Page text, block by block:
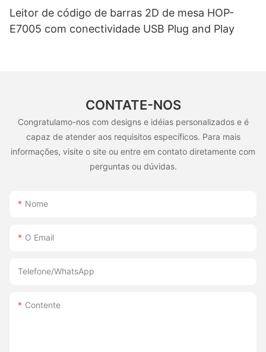
Leitor de código de barras 2D de mesa HOP-
E7005 com conectividade USB Plug and Play
CONTATE-NOS
Congratulamo-nos com designs e idéias personalizados e é
capaz de atender aos requisitos específicos. Para mais
informações, visite o site ou entre em contato diretamente com
perguntas ou dúvidas.
Nome
O Email
Telefone/WhatsApp
Contente